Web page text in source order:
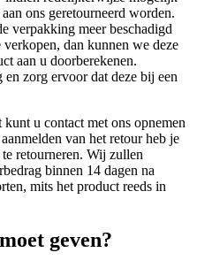
ons geretourneerd worden.
verpakking meer beschadigd
dan kunnen we deze
aan u doorberekenen.
zorg ervoor dat deze bij een
u contact met ons opnemen
van het retour heb je
retourneren. Wij zullen
binnen 14 dagen na
mits het product reeds in
geven?